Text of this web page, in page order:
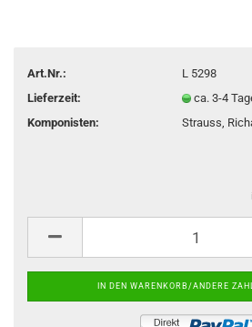
Art.Nr.:
L 5298
Lieferzeit:
ca. 3-4
Komponisten: Strauss,